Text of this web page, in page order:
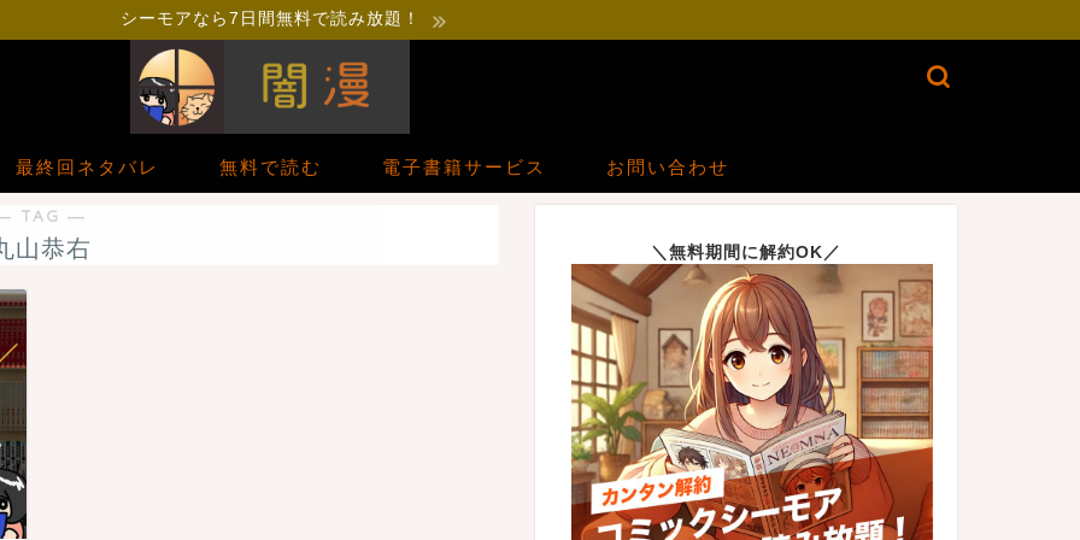
シーモアなら7日間無料で読み放題！
最終回ネタバレ 無料で読む 電子書籍サービス お問い合わせ
TAG ―
山恭右 ＼無料期間に解約OK／